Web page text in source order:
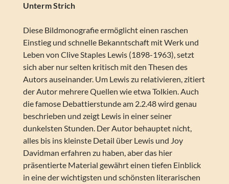
Unterm Strich
Diese Bildmonografie ermöglicht einen raschen
Einstieg und schnelle Bekanntschaft mit Werk und
Leben von Clive Staples Lewis (1898-1963), setzt
sich aber nur selten kritisch mit den Thesen des
Autors auseinander. Um Lewis zu relativieren, zitiert
der Autor mehrere Quellen wie etwa Tolkien. Auch
die famose Debattierstunde am 2.2.48 wird genau
beschrieben und zeigt Lewis in einer seiner
dunkelsten Stunden. Der Autor behauptet nicht,
alles bis ins kleinste Detail über Lewis und Joy
Davidman erfahren zu haben, aber das hier
präsentierte Material gewährt einen tiefen Einblick
in eine der wichtigsten und schönsten literarischen